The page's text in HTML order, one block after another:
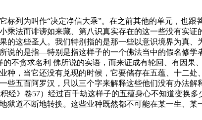
列为叫作“决定净信大乘”。在之前其他的单元，也
法而诽谤如来藏、第八识真实存在的这一些没有实
这些圣人。我们特别指的是那一些以意识境界为真
说的是指—特别是指这样子的一个佛法当中的假名修学
不贪求名利 佛所说的实语，而来证成有轮回、有因
，当它还没有兑现的时候，它要储存在五蕴、十二
五百阿罗汉，只以三个字来解释这些他们没有办法
经》卷57）经过百千劫这样子的五蕴身心不知道变换
道不断地转换。这些业种既然都不可能在某一生、